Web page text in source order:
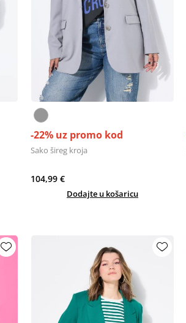
-22% uz promo kod
Sako šireg kroja
104,99 €
Dodajte u košaricu